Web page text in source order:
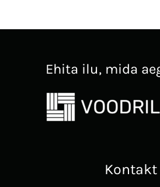
Ehita ilu, mida
Kontakt